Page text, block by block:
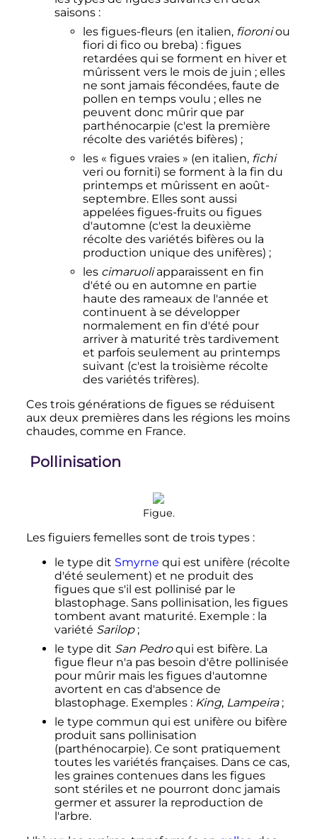
saisons :
les figues-fleurs (en italien, fioroniou
fiori di fico ou breba) : figues
retardées qui se forment en hiver et
mûrissent vers le mois de juin ; elles
ne sont jamais fécondées, faute de
pollen en temps voulu ; elles ne
peuvent donc mûrir que par
parthénocarpie (c'est la première
récolte des variétés bifères) ;
les « figues vraies » (en italien, fichi
veri ou forniti) se forment à la fin du
printemps et mûrissent en août-
septembre. Elles sont aussi
appelées figues-fruits ou figues
d'automne (c'est la deuxième
récolte des variétés bifères ou la
production unique des unifères) ;
les cimaruoliapparaissent en fin
d'été ou en automne en partie
haute des rameaux de l'année et
continuent à se développer
normalement en fin d'été pour
arriver à maturité très tardivement
et parfois seulement au printemps
suivant (c'est la troisième récolte
des variétés trifères).
Ces trois générations de figues se réduisent
aux deux premières dans les régions les moins
chaudes, comme en France.
Pollinisation
Figue.
Les figuiers femelles sont de trois types :
le type dit Smyrne qui est unifère (récolte
d'été seulement) et ne produit des
figues que s'il est pollinisé par le
blastophage. Sans pollinisation, les figues
tombent avant maturité. Exemple : la
variété Sarilop ;
le type dit San Pedroqui est bifère. La
figue fleur n'a pas besoin d'être pollinisée
pour mûrir mais les figues d'automne
avortent en cas d'absence de
blastophage. Exemples : King, Lampeira ;
le type commun qui est unifère ou bifère
produit sans pollinisation
(parthénocarpie). Ce sont pratiquement
toutes les variétés françaises. Dans ce cas,
les graines contenues dans les figues
sont stériles et ne pourront donc jamais
germer et assurer la reproduction de
l'arbre.